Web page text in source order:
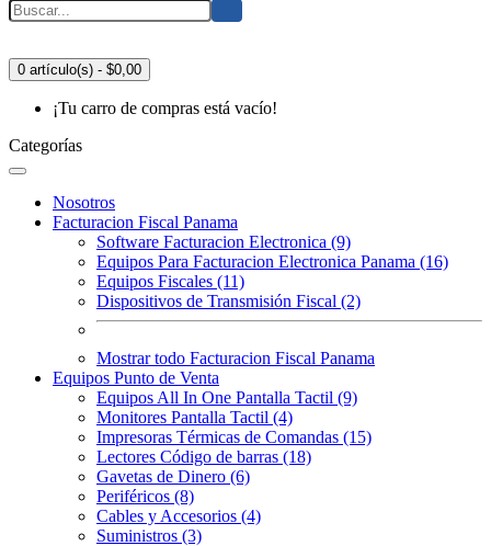
0 artículo(s) - $0,00
¡Tu carro de compras está vacío!
Categorías
Nosotros
Facturacion Fiscal Panama
Software Facturacion Electronica (9)
Equipos Para Facturacion Electronica Panama (16)
Equipos Fiscales (11)
Dispositivos de Transmisión Fiscal (2)
Mostrar todo Facturacion Fiscal Panama
Equipos Punto de Venta
Equipos All In One Pantalla Tactil (9)
Monitores Pantalla Tactil (4)
Impresoras Térmicas de Comandas (15)
Lectores Código de barras (18)
Gavetas de Dinero (6)
Periféricos (8)
Cables y Accesorios (4)
Suministros (3)